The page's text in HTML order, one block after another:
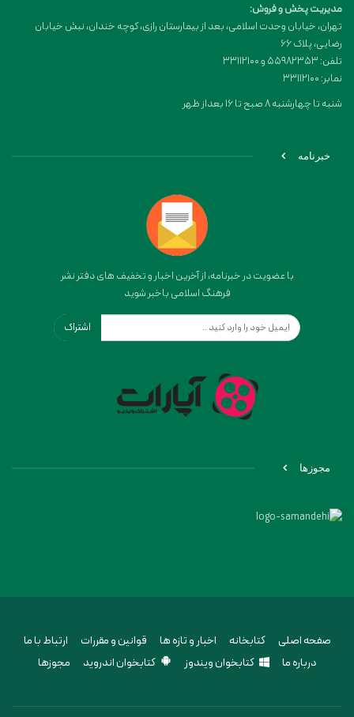
مدیریت پخش و فروش:
تهران، خیابان وحدت اسلامی، بعد از بیمارستان رازی، کوچه خندان، نبش خیابان
رضایی، پلاک ۶۶
تلفن: 55982353 و 33112100
نمابر: 33112100
شنبه تا چهارشنبه 8 صبح تا 16 بعداز ظهر
خبرنامه
با عضویت در خبرنامه، از آخرین اخبار و تخفیف های دفتر نشر
فرهنگ اسلامی باخبر شوید
اشتراک
مجوزها
صفحه اصلی کتابخانه اخبار و تازه ها قوانین و مقررات
ارتباط با ما
درباره ما
کتابخوان ویندوز کتابخوان اندروید مجوزها